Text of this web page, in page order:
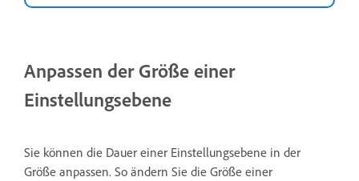
Anpassen der Größe einer
Einstellungsebene
Sie können die Dauer einer Einstellungsebene in der
Größe anpassen. So ändern Sie die Größe einer